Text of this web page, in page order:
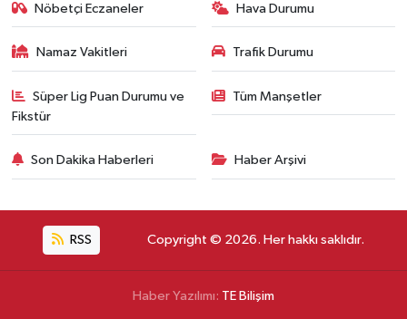
Nöbetçi Eczaneler Hava Durumu
Namaz Vakitleri Trafik Durumu
Süper Lig Puan Durumu ve
Fikstür
Tüm Manşetler
Son Dakika Haberleri Haber Arşivi
RSS Copyright © 2026. Her hakkı saklıdır.
Haber Yazılımı: TE Bilişim